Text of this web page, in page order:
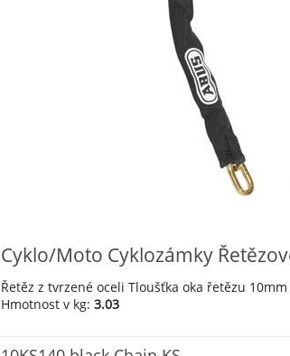
Cyklo/Moto Cyklozámky
Řetěz z tvrzené oceli Tloušťka oka řetězu
Hmotnost v kg:3.03